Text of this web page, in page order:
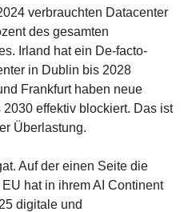
verbrauchten Datacenter
des gesamten
Irland hat ein De-facto-
in Dublin bis 2028
Frankfurt haben neue
effektiv blockiert. Das ist
Überlastung.
Auf der einen Seite die
hat in ihrem AI Continent
digitale und